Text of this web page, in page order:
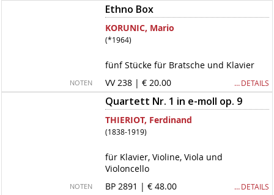
Ethno Box
KORUNIC, Mario
(*1964)
fünf Stücke für Bratsche und Klavier
NOTEN VV 238 | € 20.00 … DETAILS
Quartett Nr. 1 in e-moll op. 9
THIERIOT, Ferdinand
(1838-1919)
für Klavier, Violine, Viola und
Violoncello
NOTEN BP 2891 | € 48.00 … DETAILS